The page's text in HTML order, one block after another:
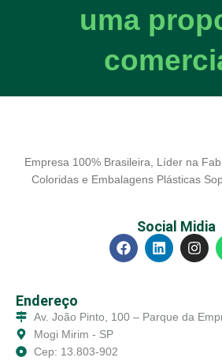
uma
Empresa 100% Brasileira, Líder na
Coloridas e Embalagens Plásticas
Social Midia
Endereço
Av. João Pinto, 100 – Parque da
Mogi Mirim - SP
Cep: 13.803-902